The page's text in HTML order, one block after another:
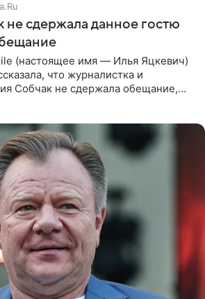
не сдержала данное гостю
(настоящее имя — Илья Яцкевич)
что журналистка и
Собчак не сдержала обещание,